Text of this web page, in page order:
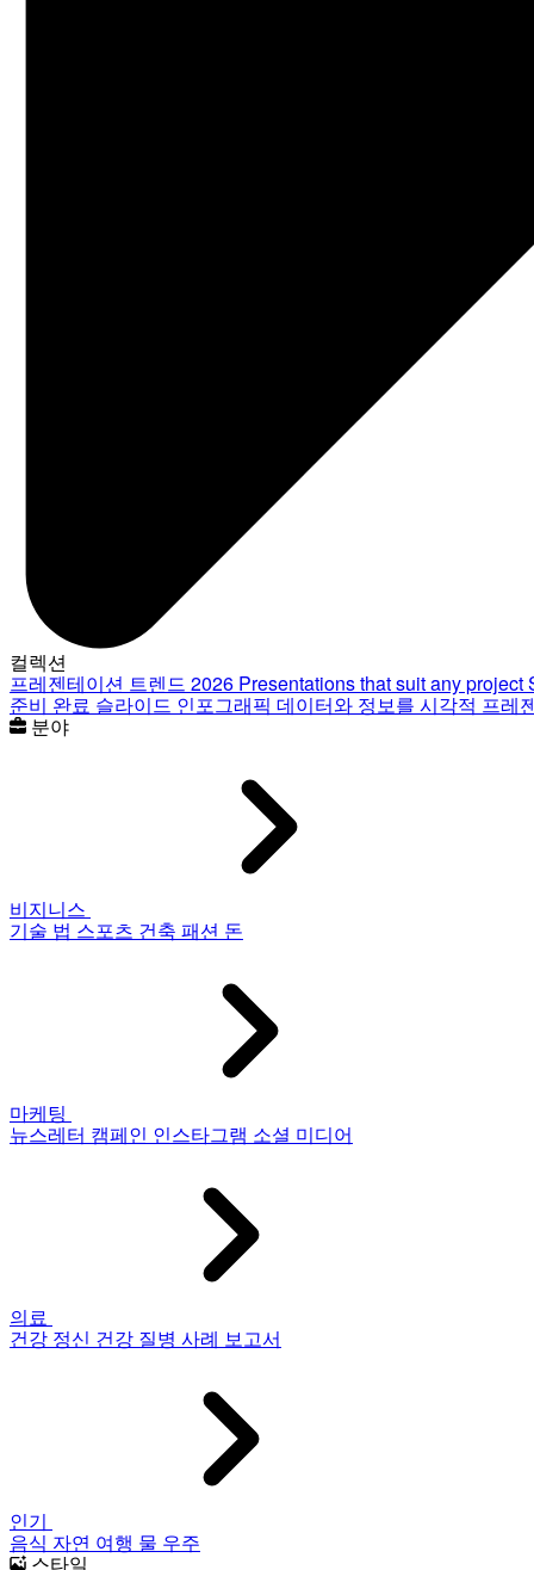
컬렉션
프레젠테이션 트렌드 2026 Presentations that suit any project
준비 완료 슬라이드 인포그래픽 데이터와 정보를 시각적 프레
분야
비지니스
기술 법 스포츠 건축 패션 돈
마케팅
뉴스레터 캠페인 인스타그램 소셜 미디어
의료
건강 정신 건강 질병 사례 보고서
인기
음식 자연 여행 물 우주
스타일